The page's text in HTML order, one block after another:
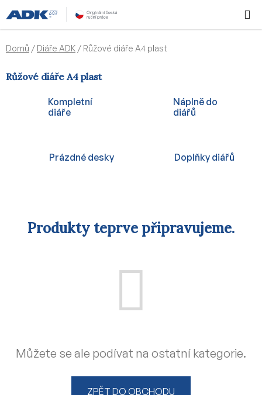
na
obsah
KOŠÍK
Domů / Diáře ADK / Růžové diáře A4 plast
Růžové diáře A4 plast
Kompletní
diáře
Náplně do
diářů
Prázdné desky Doplňky diářů
Produkty teprve připravujeme.
Můžete se ale podívat na ostatní kategorie.
ZPĚT DO OBCHODU